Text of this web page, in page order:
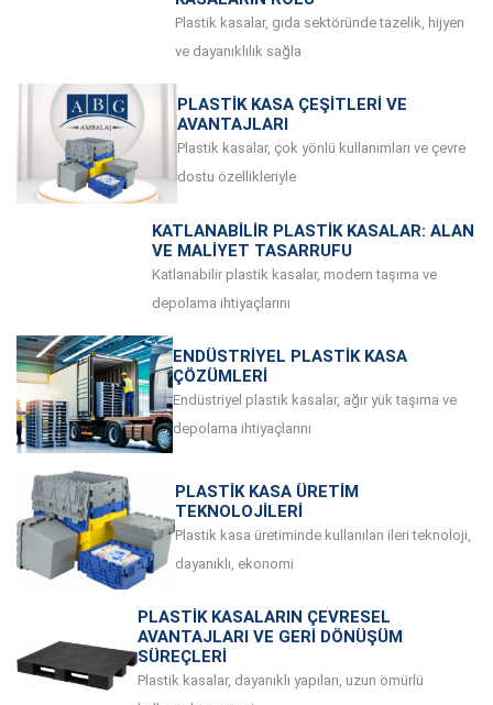
Plastik kasalar, gıda sektöründe tazelik, hijyen
ve dayanıklılık sağla
PLASTIK KASA ÇEŞITLERI VE
AVANTAJLARI
Plastik kasalar, çok yönlü kullanımları ve çevre
dostu özellikleriyle
KATLANABILIR PLASTIK KASALAR: ALAN
VE MALIYET TASARRUFU
Katlanabilir plastik kasalar, modern taşıma ve
depolama ihtiyaçlarını
ENDÜSTRIYEL PLASTIK KASA
ÇÖZÜMLERI
Endüstriyel plastik kasalar, ağır yük taşıma ve
depolama ihtiyaçlarını
PLASTIK KASA ÜRETIM
TEKNOLOJILERI
Plastik kasa üretiminde kullanılan ileri teknoloji,
dayanıklı, ekonomi
PLASTIK KASALARIN ÇEVRESEL
AVANTAJLARI VE GERI DÖNÜŞÜM
SÜREÇLERI
Plastik kasalar, dayanıklı yapıları, uzun ömürlü